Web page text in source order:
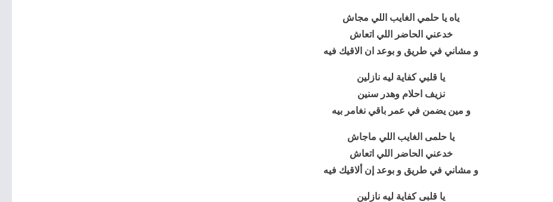
ياه يا حلمي الغايب اللي مجاش
خدعني الحاضر اللي اتعاش
و مشاني في طريق و بوعد ان الاقيك فيه
يا قلبي كفاية ليه نازلين
نزيف احلام وهدر سنين
و مين يضمن في عمر باقي نغامر بيه
يا حلمى الغايب اللي ماجاش
خدعني الحاضر اللي اتعاش
و مشاني في طريق و بوعد إن ألاقيك فيه
يا قلبى كفاية ليه نازلين